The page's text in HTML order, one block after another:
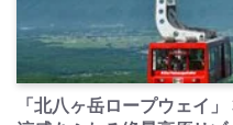
「北八ヶ岳ロープウェイ